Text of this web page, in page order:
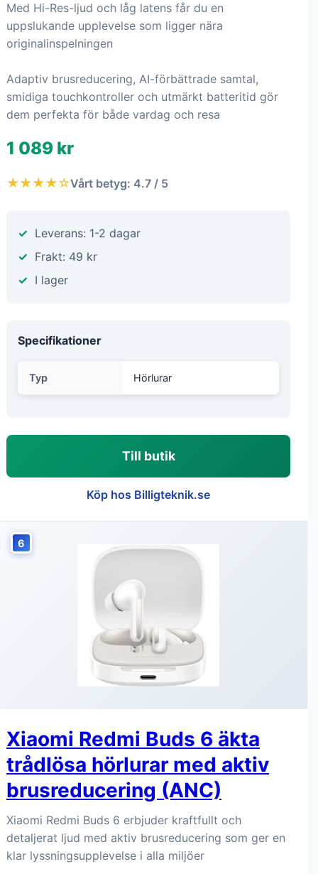
Med Hi-Res-ljud och låg latens får du en
uppslukande upplevelse som ligger nära
originalinspelningen
Adaptiv brusreducering, AI-förbättrade samtal,
smidiga touchkontroller och utmärkt batteritid gör
dem perfekta för både vardag och resa
1 089 kr
★★★★☆Vårt betyg: 4.7 / 5
Leverans: 1-2 dagar
Frakt: 49 kr
I lager
Specifikationer
Typ Hörlurar
Till butik
Köp hos Billigteknik.se
6
Xiaomi Redmi Buds 6 äkta
trådlösa hörlurar med aktiv
brusreducering (ANC)
Xiaomi Redmi Buds 6 erbjuder kraftfullt och
detaljerat ljud med aktiv brusreducering som ger en
klar lyssningsupplevelse i alla miljöer